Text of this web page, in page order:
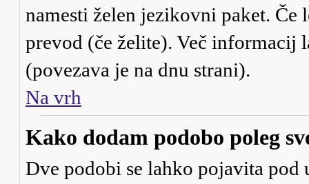
namesti želen jezikovni paket. Če
prevod (če želite). Več informacij
(povezava je na dnu strani).
Na vrh
Kako dodam podobo poleg
Dve podobi se lahko pojavita